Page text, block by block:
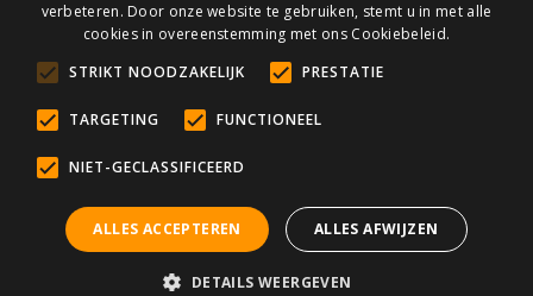
Tel: 076-3030554
Email: info@onderhoudshop.nl
KVK: 59667419
Algemene Voorwaarden
Copyright © 2019 Onderhoud Shop
© Onderhoudshop.nl - Onderdeel van: Van den Heuvel & Van
Duuren
verbeteren. Door onze website te gebruiken, stemt u in met alle
cookies in overeenstemming met ons Cookiebeleid.
STRIKT NOODZAKELIJK
PRESTATIE
TARGETING FUNCTIONEEL
NIET-GECLASSIFICEERD
ALLES ACCEPTEREN ALLES AFWIJZEN
DETAILS WEERGEVEN